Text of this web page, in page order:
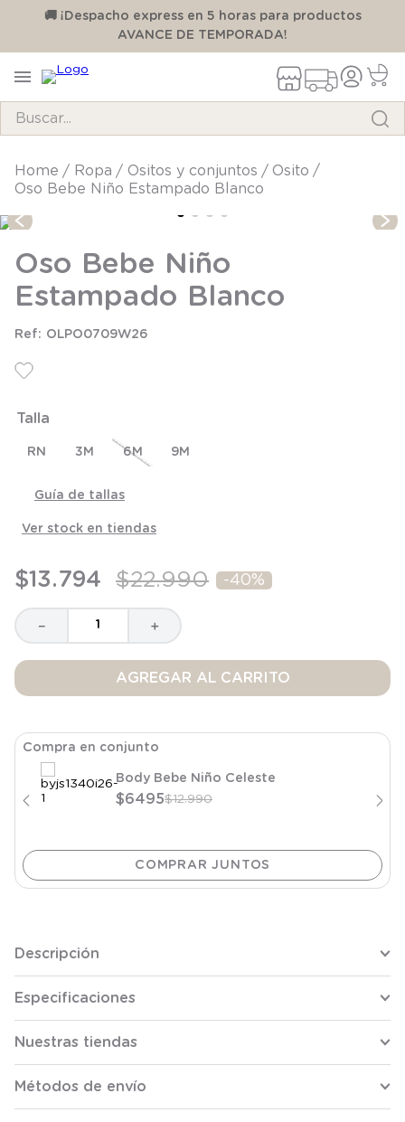
🚚 ¡Despacho express en 5 horas para productos
AVANCE DE TEMPORADA!
ropa ositos y conjuntos
osito
Oso Bebe Niño Estampado Blanco
Oso Bebe Niño
Estampado Blanco
OLPO0709W26
Talla
RN 3M 6M 9M
Guía de tallas
Ver stock en tiendas
$13.794 $22.990 -40%
＋
－
AGREGAR AL CARRITO
Compra en conjunto
Body Bebe Niño Celeste
$6495$12.990
Descripción
Especificaciones
Nuestras tiendas
Métodos de envío
TÉRMINOS MÁS BUSCADOS
3 .
zapatillas
4.
body
5
manta
8.
9.
saco dormir